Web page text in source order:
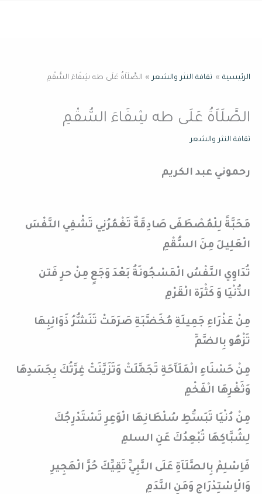
الرئيسية ثقافة النثر والشعر الصَّلَاَةُ عَلَى طه شِفَاءَ السُّقْمِ
الصَّلَاَةُ عَلَى طه شِفَاءَ السُّقْمِ
ثقافة النثر والشعر
رحموني عبد الكريم
مَحَبَّةً لِلْمُصْطَفَى صَادِقَةٌ تَغْمُرُنِي تَشْفِي النَّفْسَ
الْعَلِيلَ مِنَ السُّقْمِ
تُدَاوِي النَّفْسُ الْمَسْجُونَةُ بَعْدَ وَجَعٍ مِنْ حرِ فَتن
الدُّنْيَا وَ كَثْرَة الْقَرْمِ
مِنْ عَذْرَاءِ جَمِيلَةِ مُخَضَّبَةِ صَرَمَتْ تَنَشُّرُ ذَوَائِبِهَا
تَزْهُو بِالضَّمِّ
مِنْ حَسْنَاءِ الْمَلَاَّحَةِ تَجَمَّلَتْ وَتَزَيَّنَتْ غِرَّتُكَ بِجَسَدِهَا
وَثَغْرِهَا الْفَخْمِ
مِنْ دُنْيَا تَبَسُّطِ سُلْطَانِهَا الْوَعِرِ تَسْتَدْرِجُكَ
لِشُبَّاكِهَا تُبْعِدُكَ عَنِ السلمِ
فَاِسْلِمْ بِالصَّلَاَةِ عَلَى النَّبِيِّ تَقِيِّكَ حُرَّ الْهَجِيرِ
وَالْاِسْتِدْرَاجِ وَمَنِ النَّدَمِ